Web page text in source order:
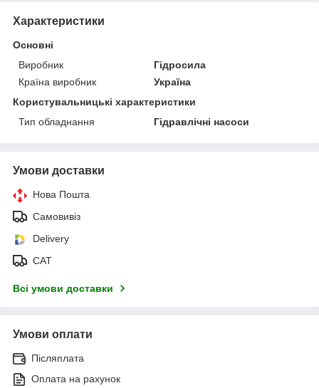
Характеристики
Основні
Виробник
Гідросила
Країна виробник
Україна
Користувальницькі характеристики
Тип обладнання
Гідравлічні насоси
Умови доставки
Нова Пошта
Самовивіз
Delivery
САТ
Всі умови доставки
Умови оплати
Післяплата
Оплата на рахунок